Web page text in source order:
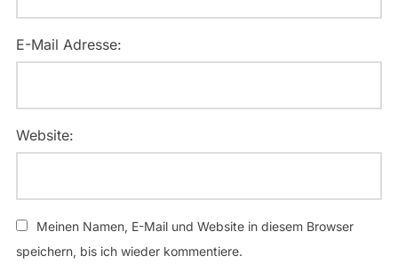
E-Mail Adresse:
Website:
Meinen Namen, E-Mail und Website in diesem Browser
speichern, bis ich wieder kommentiere.